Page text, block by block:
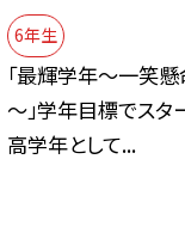
6年生
「最輝学年～一笑
～」学年目標でスタ
高学年として...